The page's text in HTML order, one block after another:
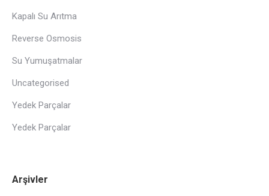
Kapalı Su Arıtma
Reverse Osmosis
Su Yumuşatmalar
Uncategorised
Yedek Parçalar
Yedek Parçalar
Arşivler